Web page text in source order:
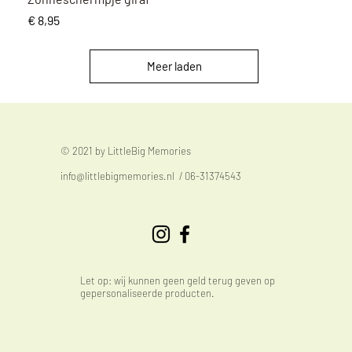
Prijs
€ 8,95
Meer laden
© 2021 by LittleBig Memories
info@littlebigmemories.nl / 06-31374543
Let op: wij kunnen geen geld terug geven op
gepersonaliseerde producten.